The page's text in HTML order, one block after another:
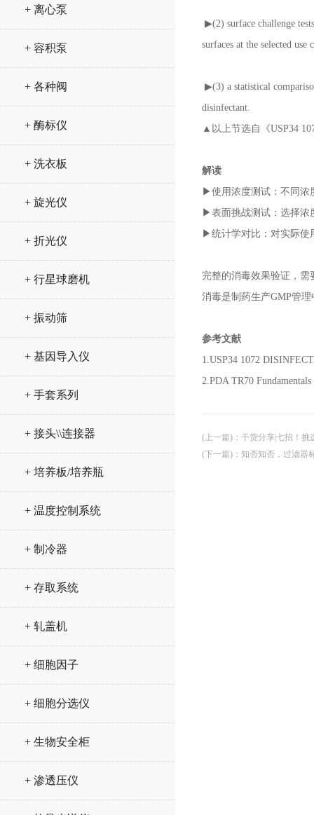
+ 离心泵
+ 容积泵
+ 各种阀
+ 酶标仪
+ 洗衣板
+ 旋光仪
+ 折光仪
+ 行星球磨机
+ 振动筛
+ 基因导入仪
+ 手套系列
+ 接头\\连接器
+ 培养板/培养瓶
+ 温度控制系统
+ 制冷器
+ 存取系统
+ 轧盖机
+ 细胞因子
+ 细胞分选仪
+ 生物安全柜
+ 渗透压仪
▶(2) surface challenge
surfaces at the selected
▶(3) a statistical
disinfectant.
▲以上节选自《USP34
解读
▶使用浓度测试：不同浓
▶表面挑战测试：选择浓
▶统计学对比：对实际使
完整的消毒效果验证，
消毒是制药生产GMP管
参考文献
1.USP34 1072
2.PDA TR70
(上一篇) ： 干货分享|七招！挑
(下一篇) ： 知否知否，过滤器